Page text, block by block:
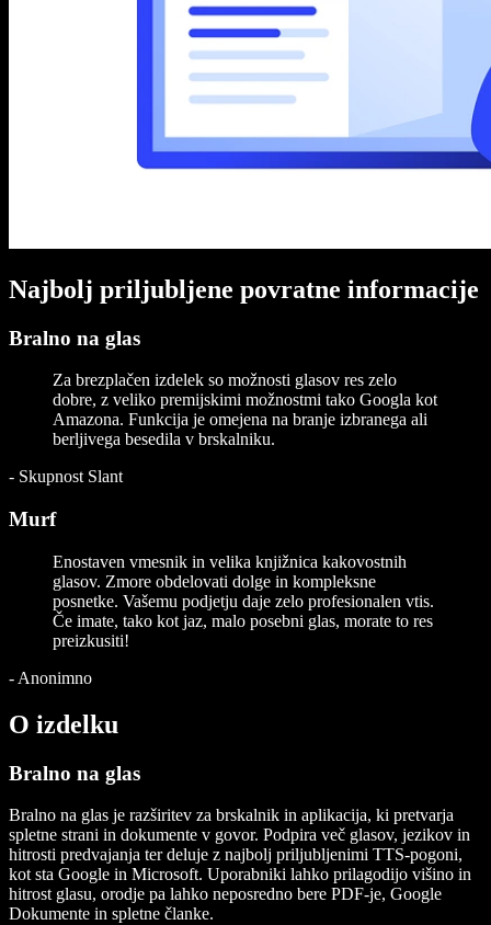
Najbolj priljubljene povratne informacije
Bralno na glas
Za brezplačen izdelek so možnosti glasov res zelo
dobre, z veliko premijskimi možnostmi tako Googla kot
Amazona. Funkcija je omejena na branje izbranega ali
berljivega besedila v brskalniku.
- Skupnost Slant
Murf
Enostaven vmesnik in velika knjižnica kakovostnih
glasov. Zmore obdelovati dolge in kompleksne
posnetke. Vašemu podjetju daje zelo profesionalen vtis.
Če imate, tako kot jaz, malo posebni glas, morate to res
preizkusiti!
- Anonimno
O izdelku
Bralno na glas
Bralno na glas je razširitev za brskalnik in aplikacija, ki pretvarja
spletne strani in dokumente v govor. Podpira več glasov, jezikov in
hitrosti predvajanja ter deluje z najbolj priljubljenimi TTS-pogoni,
kot sta Google in Microsoft. Uporabniki lahko prilagodijo višino in
hitrost glasu, orodje pa lahko neposredno bere PDF-je, Google
Dokumente in spletne članke.